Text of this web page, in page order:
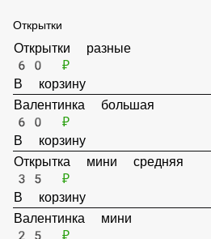
Открытки
Открытки разные
60 ₽
В корзину
Валентинка большая
60 ₽
В корзину
35 ₽
В корзину